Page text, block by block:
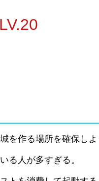
を作る場所を確保し
る人が多すぎる。